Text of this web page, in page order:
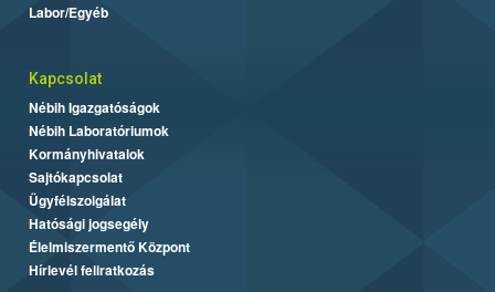
Labor/Egyéb
Kapcsolat
Nébih Igazgatóságok
Nébih Laboratóriumok
Kormányhivatalok
Sajtókapcsolat
Ügyfélszolgálat
Hatósági jogsegély
Élelmiszermentő Központ
Hírlevél feliratkozás